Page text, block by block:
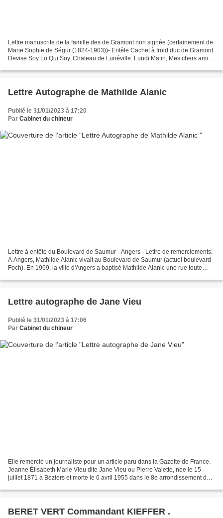
Lettre manuscrite de la famille des de Gramont non signée (certainement de
Marie Sophie de Ségur (1824-1903))- Entête Cachet à froid duc de Gramont.
Devise Soy Lo Qui Soy. Chateau de Lunéville. Lundi Matin, Mes chers amis
Lettre Autographe de Mathilde Alanic
Publié le 31/01/2023 à 17:20
Par Cabinet du chineur
Lettre à entête du Boulevard de Saumur - Angers - Lettre de remerciements.
A Angers, Mathilde Alanic vivait au Boulevard de Saumur (actuel boulevard
Foch). En 1969, la ville d'Angers a baptisé Mathilde Alanic une rue toute
Lettre autographe de Jane Vieu
Publié le 31/01/2023 à 17:06
Par Cabinet du chineur
Elle remercie un journaliste pour un article paru dans la Gazette de France.
Jeanne Élisabeth Marie Vieu dite Jane Vieu ou Pierre Valette, née le 15
juillet 1871 à Béziers et morte le 6 avril 1955 dans le 8e arrondissement de
BERET VERT Commandant KIEFFER .